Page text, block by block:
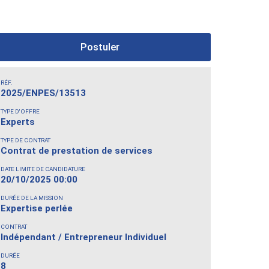
Postuler
RÉF.
2025/ENPES/13513
TYPE D'OFFRE
Experts
TYPE DE CONTRAT
Contrat de prestation de services
DATE LIMITE DE CANDIDATURE
20/10/2025 00:00
DURÉE DE LA MISSION
Expertise perlée
CONTRAT
Indépendant / Entrepreneur Individuel
DURÉE
8